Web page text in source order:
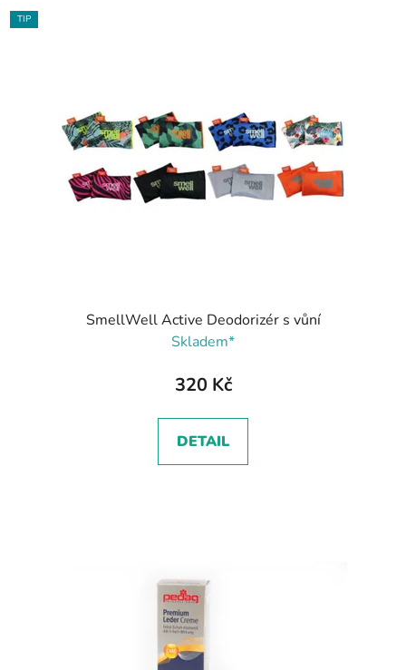
TIP
SmellWell Active Deodorizér s vůní
Skladem*
320 Kč
DETAIL